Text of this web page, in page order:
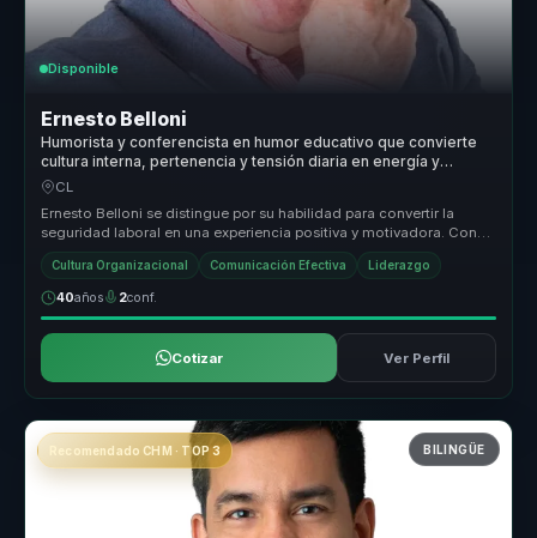
Disponible
Ernesto Belloni
Humorista y conferencista en humor educativo que convierte
cultura interna, pertenencia y tensión diaria en energía y
cohesión para equipos.
CL
Ernesto Belloni se distingue por su habilidad para convertir la
seguridad laboral en una experiencia positiva y motivadora. Con
su enfoqu...
Cultura Organizacional Comunicación Efectiva Liderazgo
40años 2conf.
Cotizar Ver Perfil
Recomendado CHM · TOP 3 BILINGÜE